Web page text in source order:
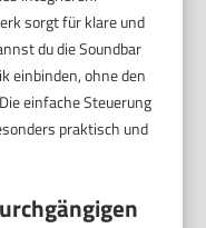
sorgt für klare und
du die Soundbar
einbinden, ohne den
einfache Steuerung
praktisch und